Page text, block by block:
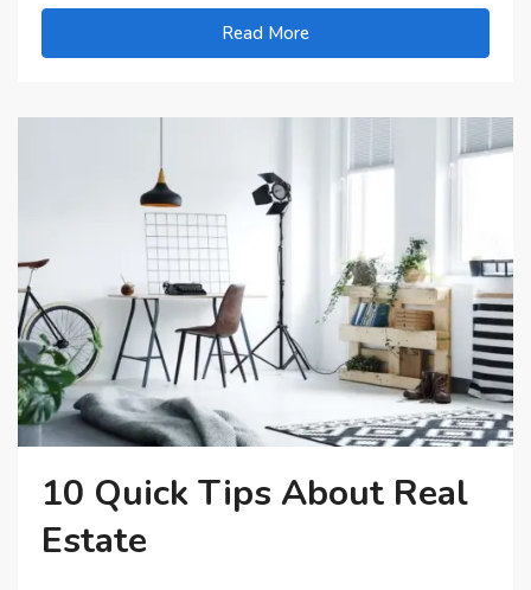
Read More
10 Quick Tips About Real
Estate